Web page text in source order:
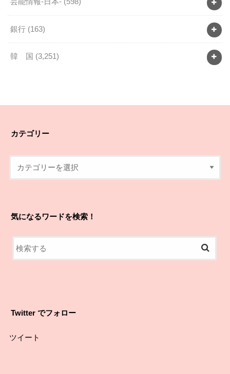
銀行 (163)
韓 国 (3,251)
カテゴリー
気になるワードを検索！
Twitter でフォロー
ツイート